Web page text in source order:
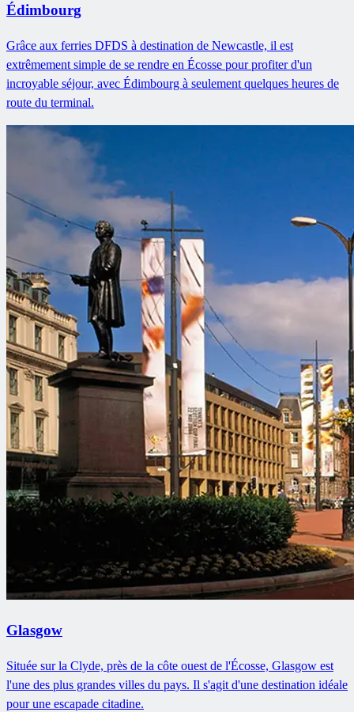
Édimbourg
Grâce aux ferries DFDS à destination de Newcastle, il est
extrêmement simple de se rendre en Écosse pour profiter d'un
incroyable séjour, avec Édimbourg à seulement quelques heures de
route du terminal.
Glasgow
Située sur la Clyde, près de la côte ouest de l'Écosse, Glasgow est
l'une des plus grandes villes du pays. Il s'agit d'une destination idéale
pour une escapade citadine.